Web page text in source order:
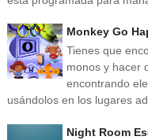
Monkey Go
Tienes que
monos y hacer
encontrando
usándolos en los lugares
Night Room